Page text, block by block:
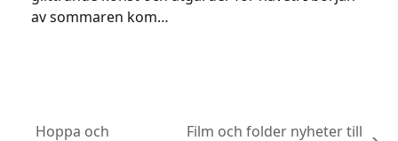
av sommaren kom…
Hoppa och
Film och folder nyheter till